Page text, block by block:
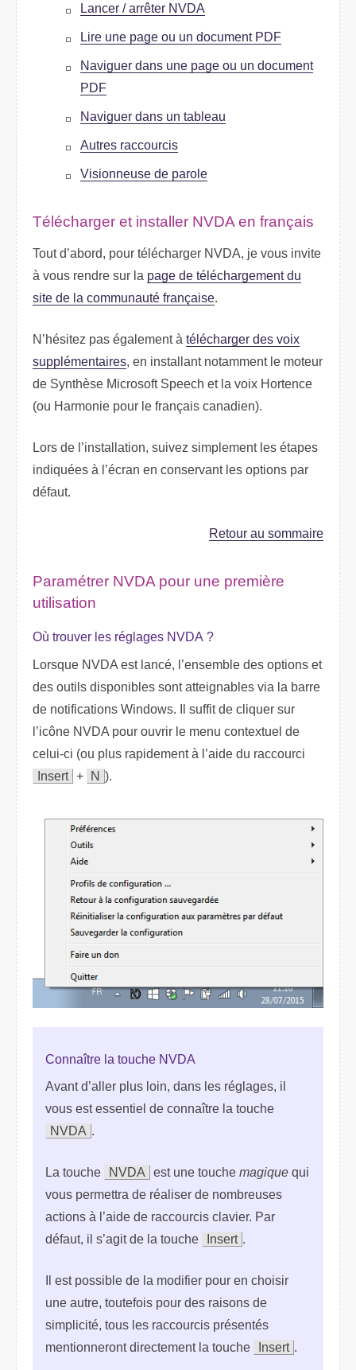
Lancer / arrêter NVDA
Lire une page ou un document PDF
Naviguer dans une page ou un document
PDF
Naviguer dans un tableau
Autres raccourcis
Visionneuse de parole
Télécharger et installer NVDA en français
Tout d’abord, pour télécharger NVDA, je vous invite
à vous rendre sur la page de téléchargement du
site de la communauté française.
N’hésitez pas également à télécharger des voix
supplémentaires, en installant notamment le moteur
de Synthèse Microsoft Speech et la voix Hortence
(ou Harmonie pour le français canadien).
Lors de l’installation, suivez simplement les étapes
indiquées à l’écran en conservant les options par
défaut.
Retour au sommaire
Paramétrer NVDA pour une première
utilisation
Où trouver les réglages NVDA ?
Lorsque NVDA est lancé, l’ensemble des options et
des outils disponibles sont atteignables via la barre
de notifications Windows. Il suffit de cliquer sur
l’icône NVDA pour ouvrir le menu contextuel de
celui-ci (ou plus rapidement à l’aide du raccourci
Insert
+ N ).
Connaître la touche NVDA
Avant d’aller plus loin, dans les réglages, il
vous est essentiel de connaître la touche
NVDA .
La touche NVDA est une touche magiquequi
vous permettra de réaliser de nombreuses
actions à l’aide de raccourcis clavier. Par
défaut, il s’agit de la touche
Insert .
Il est possible de la modifier pour en choisir
une autre, toutefois pour des raisons de
simplicité, tous les raccourcis présentés
mentionneront directement la touche
Insert .